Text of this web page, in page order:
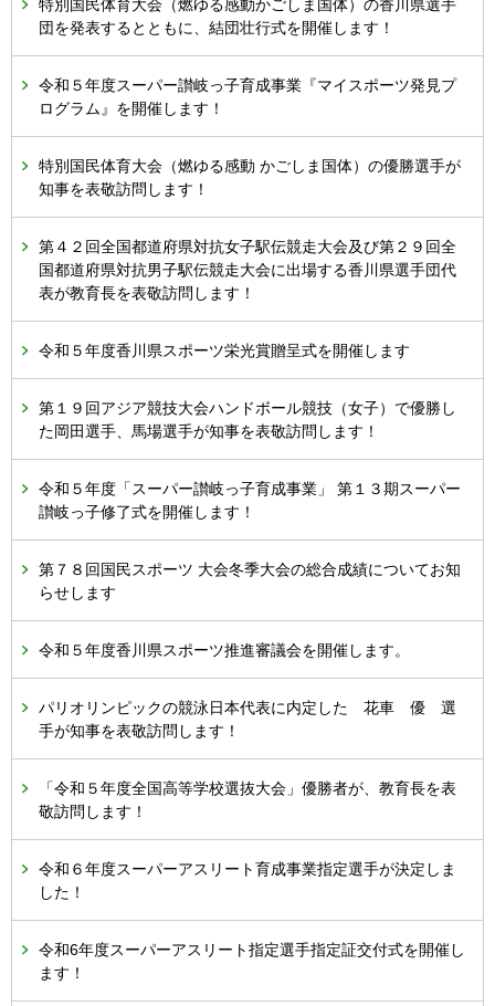
特別国民体育大会（燃ゆる感動かごしま国体）の香川県選手
団を発表するとともに、結団壮行式を開催します！
令和５年度スーパー讃岐っ子育成事業『マイスポーツ発見プ
ログラム』を開催します！
特別国民体育大会（燃ゆる感動 かごしま国体）の優勝選手が
知事を表敬訪問します！
第４２回全国都道府県対抗女子駅伝競走大会及び第２９回全
国都道府県対抗男子駅伝競走大会に出場する香川県選手団代
表が教育長を表敬訪問します！
令和５年度香川県スポーツ栄光賞贈呈式を開催します
第１９回アジア競技大会ハンドボール競技（女子）で優勝し
た岡田選手、馬場選手が知事を表敬訪問します！
令和５年度「スーパー讃岐っ子育成事業」 第１３期スーパー
讃岐っ子修了式を開催します！
第７８回国民スポーツ 大会冬季大会の総合成績についてお知
らせします
令和５年度香川県スポーツ推進審議会を開催します。
パリオリンピックの競泳日本代表に内定した 花車 優 選
手が知事を表敬訪問します！
「令和５年度全国高等学校選抜大会」優勝者が、教育長を表
敬訪問します！
令和６年度スーパーアスリート育成事業指定選手が決定しま
した！
令和6年度スーパーアスリート指定選手指定証交付式を開催し
ます！